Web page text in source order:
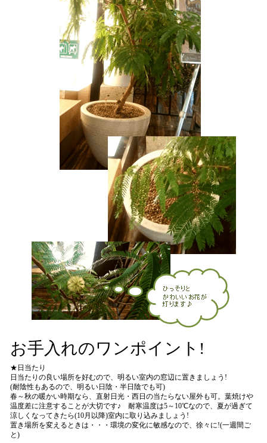
お手入れのワンポイント!
★日当たり
日当たりの良い場所を好むので、明るい室内の窓辺に置きましょう!
(耐陰性もあるので、明るい日陰・半日陰でも可)
春～秋の暖かい時期なら、直射日光・西日の当たらない屋外も可。葉焼けや
温度差に注意することが大切です♪ 耐寒温度は5～ 10℃なので、夏が過ぎて
涼しくなってきたら(10月以降)室内に取り込みましょう!
置き場所を変えるときは・・・環境の変化に敏感なので、徐々に!(一週間ご
と)